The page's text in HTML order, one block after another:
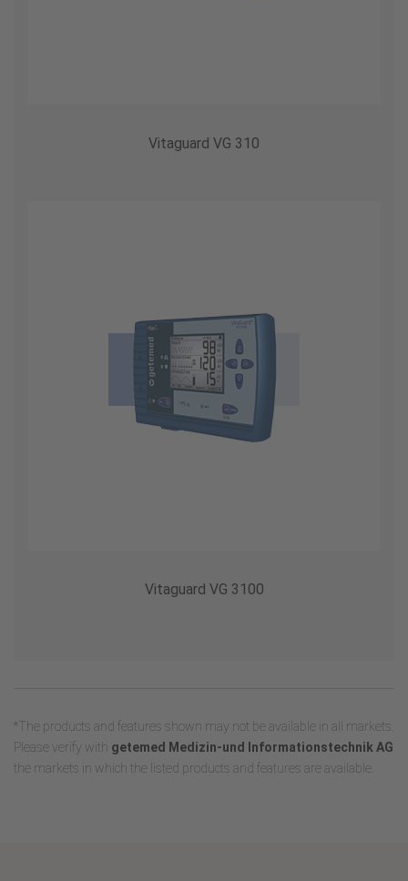
Vitaguard VG 310
Vitaguard VG 3100
*The products and features shown may not be available in all markets.
Please verify with getemed Medizin-und Informationstechnik AG
the markets in which the listed products and features are available.